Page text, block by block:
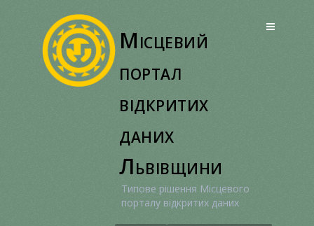
Місцевий
портал
відкритих
даних
Львівщини
Типове рішення Місцевого
порталу відкритих даних